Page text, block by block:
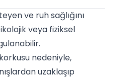
ve ruh sağlığını
veya fiziksel
nedeniyle,
uzaklaşıp